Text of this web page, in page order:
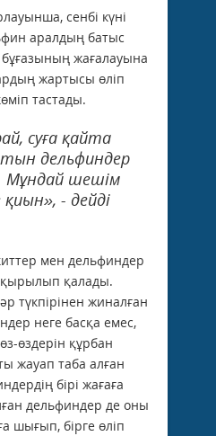
сенбі күні
аралдың батыс
бұғазының жағалауына
жартысы өліп
тастады.
суға қайта
дельфиндер
Мұндай шешім
- дейді
мен дельфиндер
қалады.
түкпірінен жиналған
неге басқа емес,
өздерін құрбан
жауап таба алған
бірі жағаға
дельфиндер де оны
шығып, бірге өліп